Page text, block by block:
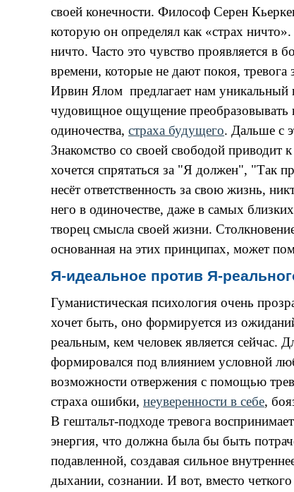
своей конечности. Философ Серен
которую он определял как «страх
ничто. Часто это чувство проявляется в б
времени, которые не дают покоя, тревога
Ирвин Ялом предлагает нам уникальный
чудовищное ощущение преобразовывать
одиночества, страха будущего. Дальше с
Знакомство со своей свободой приводит
хочется спрятаться за "Я должен", "Так
несёт ответственность за свою жизнь,
него в одиночестве, даже в самых
творец смысла своей жизни.
основанная на этих принципах, может
Я-идеальное против Я-
Гуманистическая психология очень
хочет быть, оно формируется из
реальным, кем человек является сейчас.
формировался под влиянием условной
возможности отвержения с помощью
страха ошибки, неуверенности в себе,
В гештальт-подходе тревога
энергия, что должна была бы быть
подавленной, создавая сильное
дыхании, сознании. И вот, вместо